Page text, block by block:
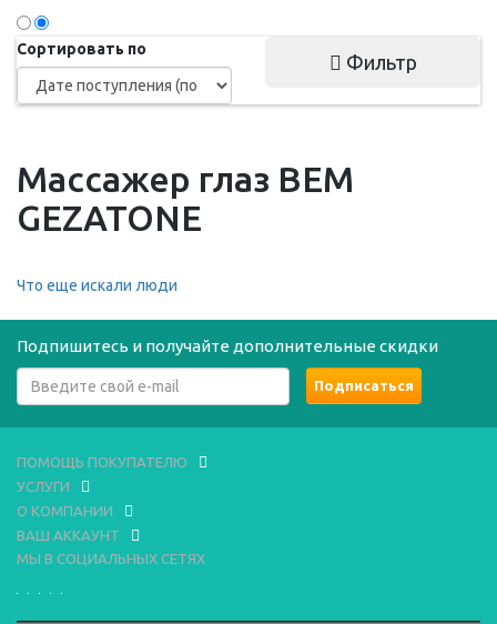
Сортировать по
Фильтр
Массажер глаз BEM
GEZATONE
Что еще искали люди
Подпишитесь и получайте дополнительные скидки
ПОМОЩЬ ПОКУПАТЕЛЮ
УСЛУГИ
О КОМПАНИИ
ВАШ АККАУНТ
МЫ В СОЦИАЛЬНЫХ СЕТЯХ